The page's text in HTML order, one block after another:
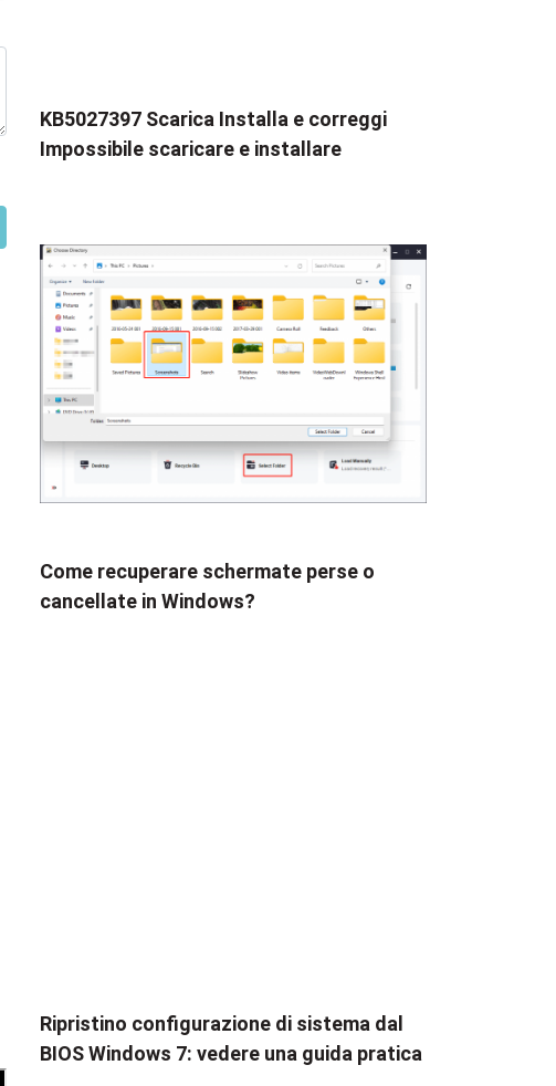
KB5027397 Scarica Installa e correggi
Impossibile scaricare e installare
Come recuperare schermate perse o
cancellate in Windows?
Ripristino configurazione di sistema dal
BIOS Windows 7: vedere una guida pratica